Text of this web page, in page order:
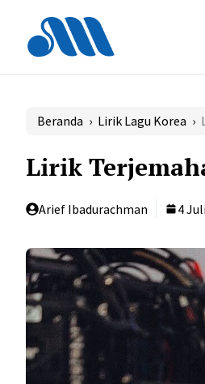
Beranda › Lirik Lagu Korea ›
Lirik
Arief Ibadurachman 4